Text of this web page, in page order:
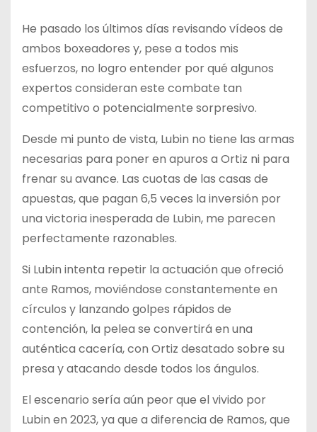
He pasado los últimos días revisando vídeos de
ambos boxeadores y, pese a todos mis
esfuerzos, no logro entender por qué algunos
expertos consideran este combate tan
competitivo o potencialmente sorpresivo.
Desde mi punto de vista, Lubin no tiene las armas
necesarias para poner en apuros a Ortiz ni para
frenar su avance. Las cuotas de las casas de
apuestas, que pagan 6,5 veces la inversión por
una victoria inesperada de Lubin, me parecen
perfectamente razonables.
Si Lubin intenta repetir la actuación que ofreció
ante Ramos, moviéndose constantemente en
círculos y lanzando golpes rápidos de
contención, la pelea se convertirá en una
auténtica cacería, con Ortiz desatado sobre su
presa y atacando desde todos los ángulos.
El escenario sería aún peor que el vivido por
Lubin en 2023, ya que a diferencia de Ramos, que